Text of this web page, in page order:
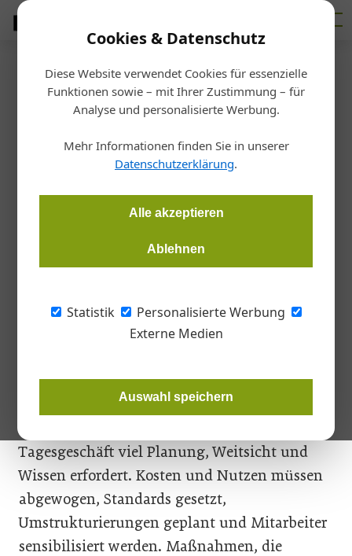
Cookies & Datenschutz
Diese Website verwendet Cookies für essenzielle
Funktionen sowie – mit Ihrer Zustimmung – für
Analyse und personalisierte Werbung.
Mehr Informationen finden Sie in unserer
Datenschutzerklärung.
Alle akzeptieren
Ablehnen
Statistik
Personalisierte Werbung
Externe Medien
Auswahl speichern
Startseite/ Fertigen
Profitable Nachhaltigkeit
Redaktion 16.06.2020, 14:25 Uhr
Wasserstrahlschneiden. Mit einem integrierten
Wasserstrahlspezialist StM auch kleineren Betrieben (KMU)
den Weg in eine zukunftsfähige Produktion auf „Industrie
Ein Fertigungsbetrieb, der mithalten will, ist
ausgesetzt. Das Problem: Für kleine und
mittlere Betriebe ist dies eine
Tagesgeschäft viel Planung, Weitsicht und
Wissen erfordert. Kosten und Nutzen müssen
abgewogen, Standards gesetzt,
Umstrukturierungen geplant und Mitarbeiter
sensibilisiert werden. Maßnahmen, die